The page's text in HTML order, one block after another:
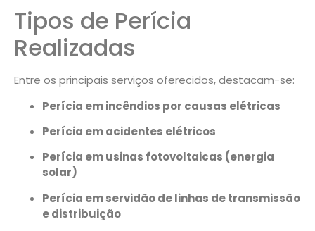
Tipos de Perícia
Realizadas
Entre os principais serviços oferecidos, destacam-se:
Perícia em incêndios por causas elétricas
Perícia em acidentes elétricos
Perícia em usinas fotovoltaicas (energia
solar)
Perícia em servidão de linhas de transmissão
e distribuição